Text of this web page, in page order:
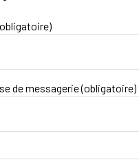
de messagerie (obligatoire)